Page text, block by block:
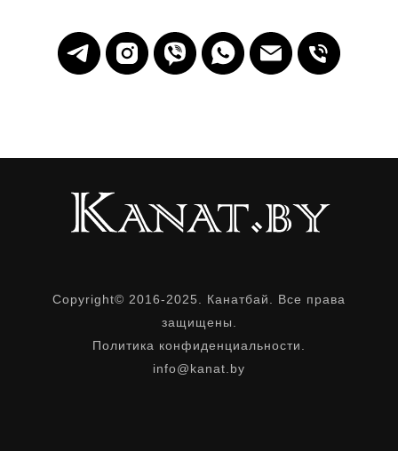
Copyright© 2016-2025. Канатбай. Все права
защищены.
Политика конфиденциальности.
info@kanat.by